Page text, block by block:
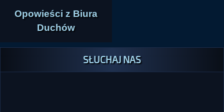
Opowieści z Biura
Duchów
SŁUCHAJ NAS